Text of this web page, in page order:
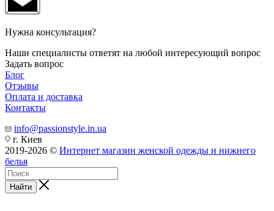
Нужна консультация?
Наши специалисты ответят на любой интересующий вопрос
Задать вопрос
Блог
Отзывы
Оплата и доставка
Контакты
info@passionstyle.in.ua
г. Киев
2019-2026 © Интернет магазин женской одежды и нижнего
белья
Найти